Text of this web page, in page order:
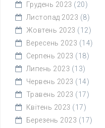
Грудень 2023 (20)
Листопад 2023 (8)
Жовтень 2023 (12)
Вересень 2023 (14)
Серпень 2023 (18)
Липень 2023 (13)
Червень 2023 (14)
Травень 2023 (17)
Квітень 2023 (17)
Березень 2023 (17)